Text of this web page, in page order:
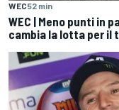
WEC52 min
WEC | Meno punti in
cambia la lotta per il